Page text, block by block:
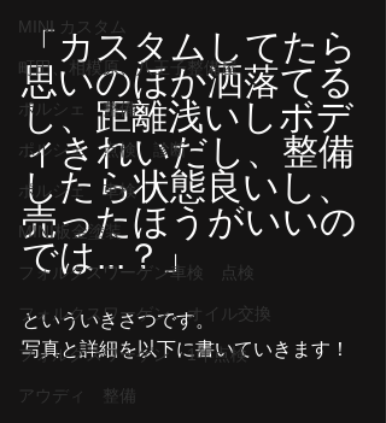
MINI カスタム
町田、相模原、八王子整備屋
ポルシェ 整備
ポルシェ 点検 診断
ポルシェ 車検
MINI板金塗装
フォルクスワーゲン車検 点検
フォルクスワーゲン オイル交換
フォルクスワーゲン 1年点検
アウディ 整備
「カスタムしてたら
思いのほか洒落てる
し、距離浅いしボデ
ィきれいだし、整備
したら状態良いし、
売ったほうがいいの
では...？」
といういきさつです。
写真と詳細を以下に書いていきます！